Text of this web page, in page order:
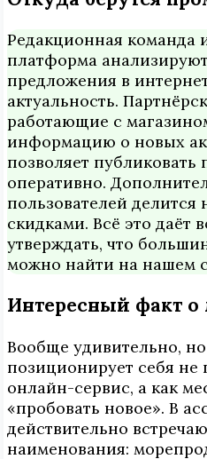
Редакционная команда
платформа
предложения в
актуальность.
работающие с
информацию о новых
позволяет
оперативно.
пользователей
скидками. Всё это даёт
утверждать, что
можно найти на нашем
Интересный факт о
Вообще удивительно,
позиционирует себя
онлайн-сервис, а как
«пробовать новое». В
действительно
наименования: